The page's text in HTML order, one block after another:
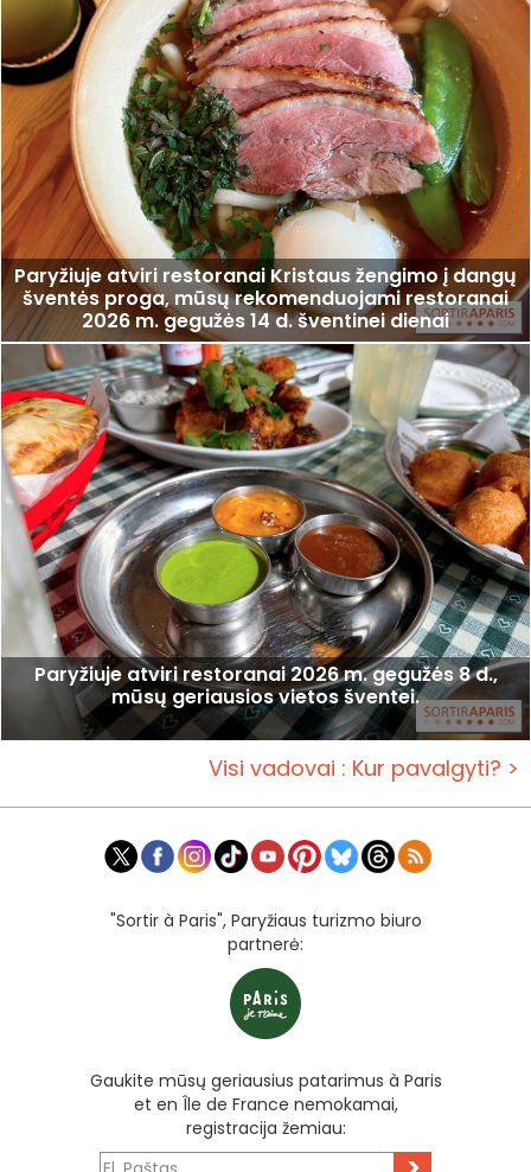
Paryžiuje atviri restoranai Kristaus žengimo į dangų
šventės proga, mūsų rekomenduojami restoranai
2026 m. gegužės 14 d. šventinei dienai
Paryžiuje atviri restoranai 2026 m. gegužės 8 d.,
mūsų geriausios vietos šventei.
Visi vadovai : Kur pavalgyti? >
"Sortir à Paris", Paryžiaus turizmo biuro
partnerė:
Gaukite mūsų geriausius patarimus à Paris
et en Île de France nemokamai,
registracija žemiau: